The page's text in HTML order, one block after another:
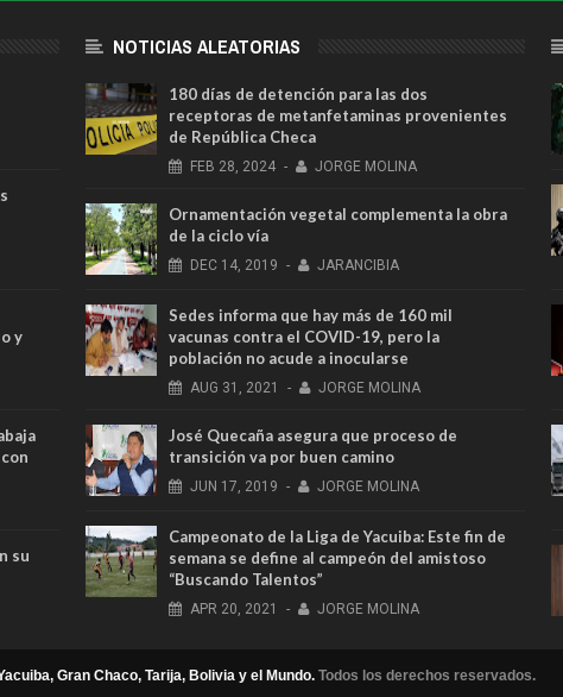
y
su
NOTICIAS ALEATORIAS
180 días de detención para las dos
receptoras de metanfetaminas provenientes
de República Checa
FEB 28, 2024 - JORGE MOLINA
Ornamentación vegetal complementa la obra
de la ciclo vía
DEC 14, 2019 - JARANCIBIA
Sedes informa que hay más de 160 mil
vacunas contra el COVID-19, pero la
población no acude a inocularse
AUG 31, 2021 - JORGE MOLINA
José Quecaña asegura que proceso de
transición va por buen camino
JUN 17, 2019 - JORGE MOLINA
Campeonato de la Liga de Yacuiba: Este fin de
semana se define al campeón del amistoso
“Buscando Talentos”
APR 20, 2021 - JORGE MOLINA
Gran Chaco, Tarija, Bolivia y el Mundo. Todos los derechos reservados.